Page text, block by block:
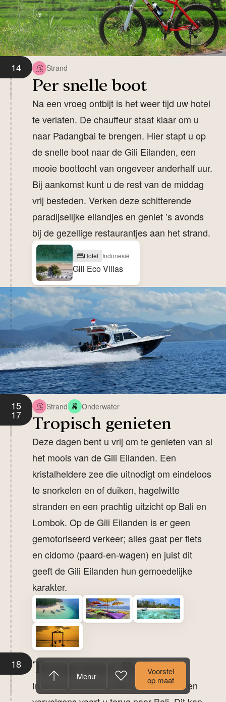
14 Strand
Per snelle boot
Na een vroeg ontbijt is het weer tijd uw hotel
te verlaten. De chauffeur staat klaar om u
naar Padangbai te brengen. Hier stapt u op
de snelle boot naar de Gili Eilanden, een
mooie boottocht van ongeveer anderhalf uur.
Bij aankomst kunt u de rest van de middag
vrij besteden. Verken deze schitterende
paradijselijke eilandjes en geniet ’s avonds
bij de gezellige restaurantjes aan het strand.
Hotel Indonesië
Gili Eco Villas
15
17
Strand Onderwater
Tropisch genieten
Deze dagen bent u vrij om te genieten van al
het moois van de Gili Eilanden. Een
kristalheldere zee die uitnodigt om eindeloos
te snorkelen en of duiken, hagelwitte
stranden en een prachtig uitzicht op Bali en
Lombok. Op de Gili Eilanden is er geen
gemotoriseerd verkeer; alles gaat per fiets
en cidomo (paard-en-wagen) en juist dit
geeft de Gili Eilanden hun gemoedelijke
karakter.
18 Terug naar Bali
In de loop van de ochtend checkt u uit en
Menu
Voorstel
op maat